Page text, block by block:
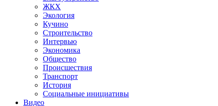
ЖКХ
Экология
Кучино
Строительство
Интервью
Экономика
Общество
Происшествия
Транспорт
История
Социальные инициативы
Видео